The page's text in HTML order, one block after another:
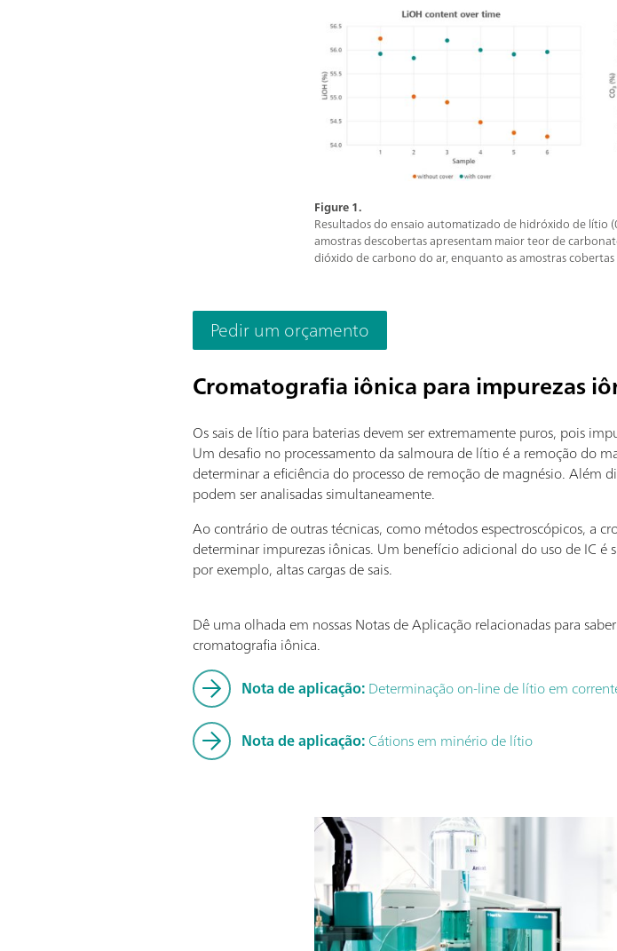
Figure 1.
Resultados do ensaio automatizado de hidróxido de lítio
amostras descobertas apresentam maior teor de
dióxido de carbono do ar, enquanto as amostras cobertas
Pedir um orçamento
Cromatografia iônica para impurezas
Os sais de lítio para baterias devem ser extremamente puros, pois
Um desafio no processamento da salmoura de lítio é a remoção do
determinar a eficiência do processo de remoção de magnésio. Além
podem ser analisadas simultaneamente.
Ao contrário de outras técnicas, como métodos espectroscópicos, a
determinar impurezas iônicas. Um benefício adicional do uso de IC
por exemplo, altas cargas de sais.
Dê uma olhada em nossas Notas de Aplicação relacionadas para
cromatografia iônica.
Nota de aplicação:Determinação on-line de lítio em
Nota de aplicação:Cátions em minério de lítio